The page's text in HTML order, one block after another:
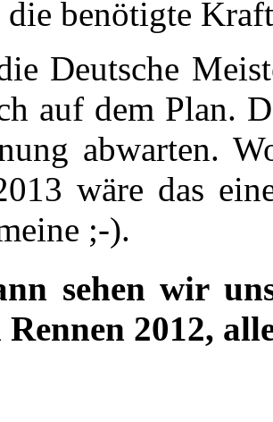
die benötigte
Deutsche
auf dem Plan.
abwarten.
wäre das
;-).
sehen wir
Rennen 2012,